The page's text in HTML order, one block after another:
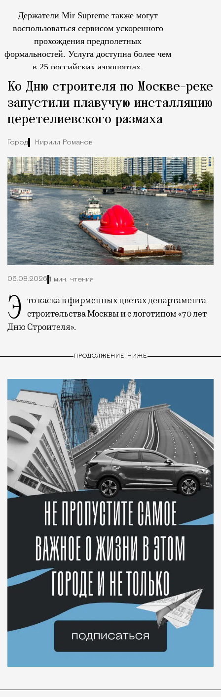
Держатели Mir Supreme также могут
воспользоваться сервисом ускоренного
прохождения предполетных
формальностей. Услуга доступна более чем
в 25 российских аэропортах.
Ко Дню строителя по Москве-реке
запустили плавучую инсталляцию
церетелиевского размаха
Город Кирилл Романов
06.08.2026 1 мин. чтения
Это каска вфирменныхцветах департамента
строительства Москвы и с логотипом «70 лет
Дню Строителя».
ПРОДОЛЖЕНИЕ НИЖЕ